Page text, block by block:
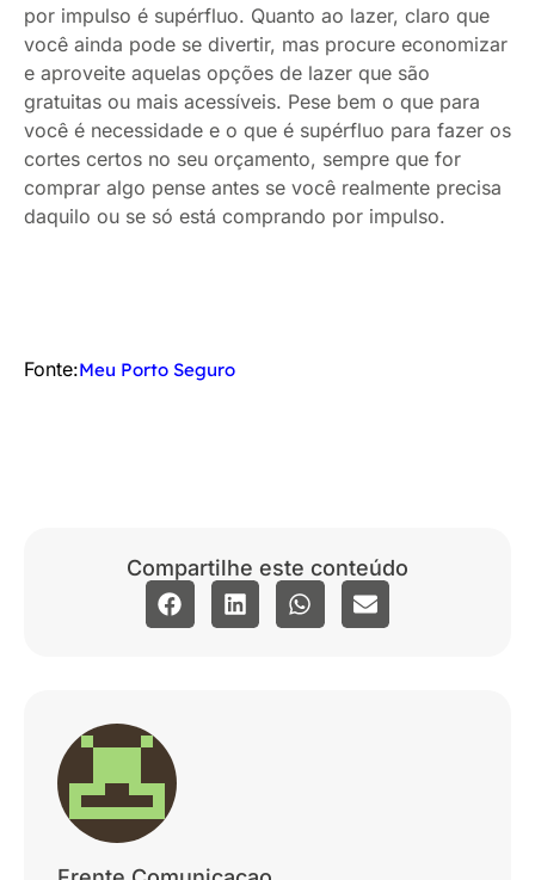
por impulso é supérfluo. Quanto ao lazer, claro que
você ainda pode se divertir, mas procure economizar
e aproveite aquelas opções de lazer que são
gratuitas ou mais acessíveis. Pese bem o que para
você é necessidade e o que é supérfluo para fazer os
cortes certos no seu orçamento, sempre que for
comprar algo pense antes se você realmente precisa
daquilo ou se só está comprando por impulso.
Fonte:Meu Porto Seguro
Compartilhe este conteúdo